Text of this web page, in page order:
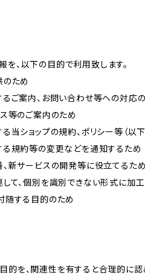
を、以下の目的で利用致します。
のため
るご案内、お問い合わせ等への対応
ス等のご案内のため
る当ショップの規約、ポリシー等（
る規約等の変更などを通知するため
、新サービスの開発等に役立てるため
して、個別を識別できない形式に
随する目的のため
的を、関連性を有すると合理的に